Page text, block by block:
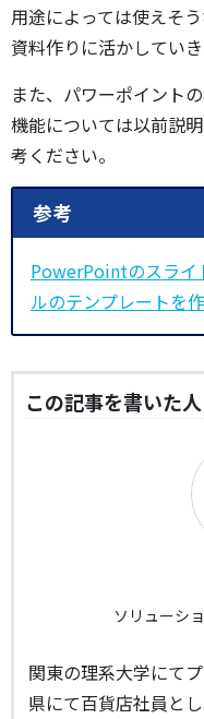
用途によっては使えそ
資料作りに活かしていき
また、パワーポイント
機能については以前説
考ください。
参考
PowerPointのスライ
ルのテンプレートを
この記事を書いた人
ソリューシ
関東の理系大学にて
県にて百貨店社員と